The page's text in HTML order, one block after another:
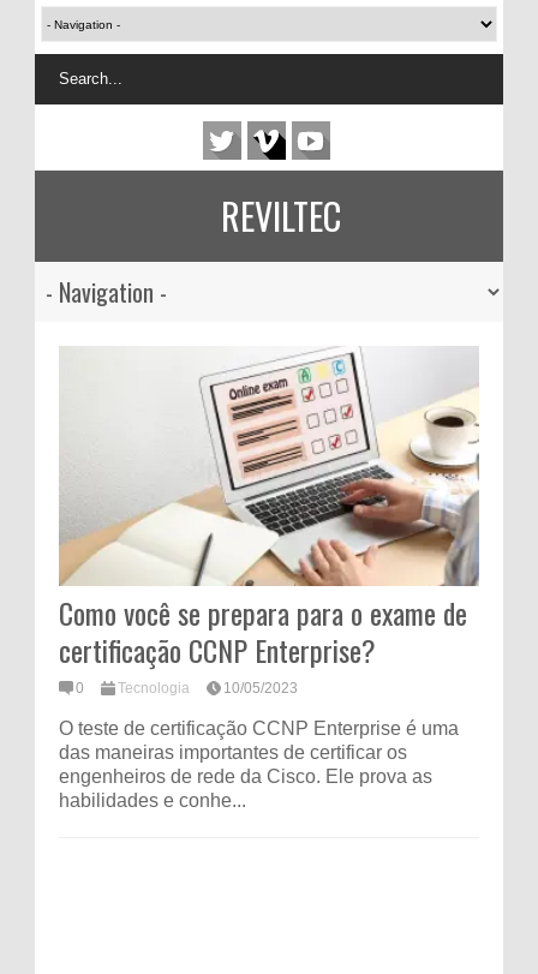
REVILTEC
Como você se prepara para o exame de
certificação CCNP Enterprise?
0 Tecnologia 10/05/2023
O teste de certificação CCNP Enterprise é uma
das maneiras importantes de certificar os
engenheiros de rede da Cisco. Ele prova as
habilidades e conhe...